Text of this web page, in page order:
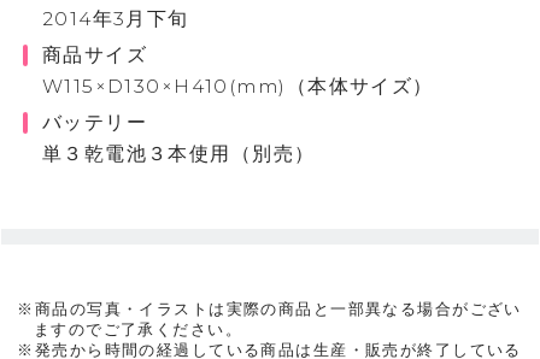
2014年3月下旬
商品サイズ
W115×D130×H410(mm)（本体サイズ）
バッテリー
単３乾電池３本使用（別売）
※商品の写真・イラストは実際の商品と一部異なる場合がござい
ますのでご了承ください。
※発売から時間の経過している商品は生産・販売が終了している